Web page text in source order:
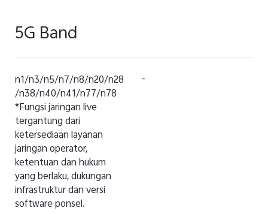
5G Band
n1/n3/n5/n7/n8/n20/n28
/n38/n40/n41/n77/n78
*Fungsi jaringan live
tergantung dari
ketersediaan layanan
jaringan operator,
ketentuan dan hukum
yang berlaku, dukungan
infrastruktur dan versi
software ponsel.
-